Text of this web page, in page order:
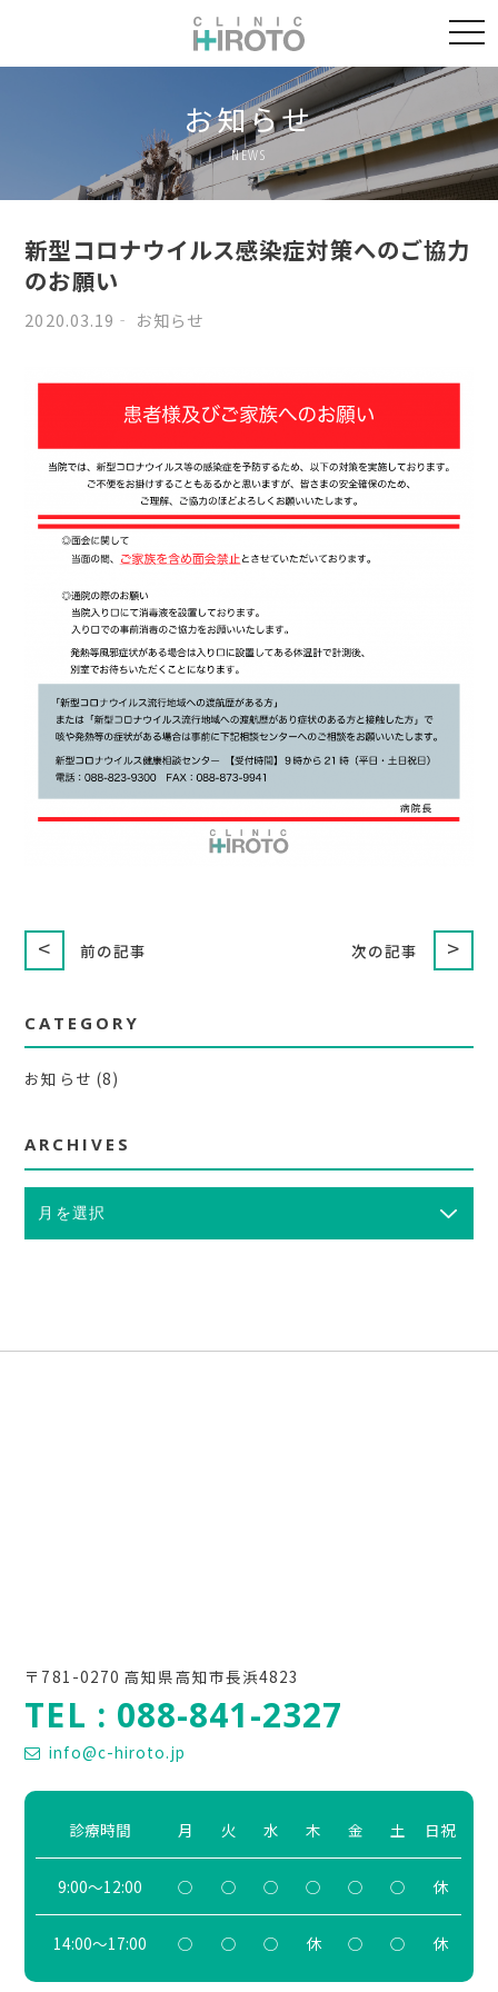
お知らせ
NEWS
新型コロナウイルス感染症対策へのご協力
のお願い
2020.03.19 お知らせ
< 前の記事 >
次の記事
CATEGORY
お知らせ (8)
ARCHIVES
〒781-0270 高知県高知市長浜4823
TEL : 088-841-2327
info@c-hiroto.jp
診療時間 月 火 水 木 金 土 日祝
9:00～12:00 ○ ○ ○ ○ ○ ○ 休
14:00～17:00 ○ ○ ○ 休 ○ ○ 休